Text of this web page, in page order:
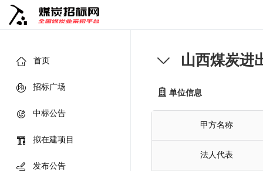
首页
招标广场
中标公告
拟在建项目
发布公告
山西煤炭进
单位信息
甲方名称
法人代表